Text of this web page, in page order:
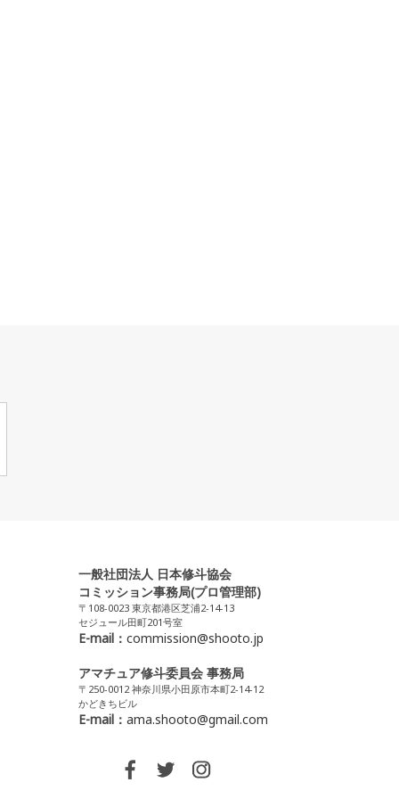
一般社団法人 日本修斗協会
コミッション事務局(プロ管理部)
〒108-0023 東京都港区芝浦2-14-13
セジュール田町201号室
E-mail： commission@shooto.jp
アマチュア修斗委員会 事務局
〒250-0012 神奈川県小田原市本町2-14-12
かどきちビル
E-mail： ama.shooto@gmail.com